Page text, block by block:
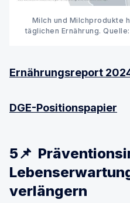
Milch und Milchprodukte
täglichen Ernährung. Quelle:
Ernährungsreport
DGE-Positionspapier
5📌
verlängern